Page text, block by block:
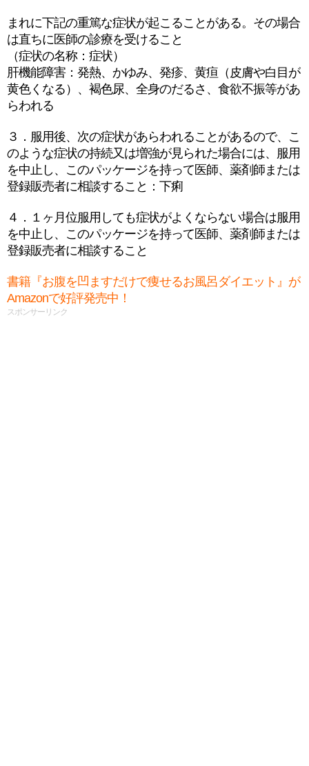
まれに下記の重篤な症状が起こることがある。その場合
は直ちに医師の診療を受けること
（症状の名称：症状）
肝機能障害：発熱、かゆみ、発疹、黄疸（皮膚や白目が
黄色くなる）、褐色尿、全身のだるさ、食欲不振等があ
らわれる
３．服用後、次の症状があらわれることがあるので、こ
のような症状の持続又は増強が見られた場合には、服用
を中止し、このパッケージを持って医師、薬剤師または
登録販売者に相談すること：下痢
４．１ヶ月位服用しても症状がよくならない場合は服用
を中止し、このパッケージを持って医師、薬剤師または
登録販売者に相談すること
書籍『お腹を凹ますだけで痩せるお風呂ダイエット』が
Amazonで好評発売中！
スポンサーリンク